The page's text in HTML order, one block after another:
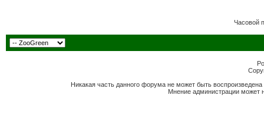
Часовой
Никакая часть данного форума не может быть
Мнение администрации может